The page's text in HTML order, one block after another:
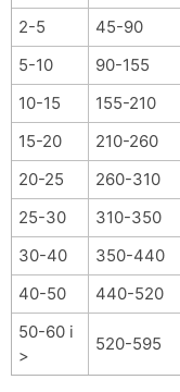
2-5
45-90
5-10
90-155
10-15
155-210
15-20
210-260
20-25
260-310
25-30
310-350
30-40
350-440
40-50
440-520
50-60 і
>
520-595